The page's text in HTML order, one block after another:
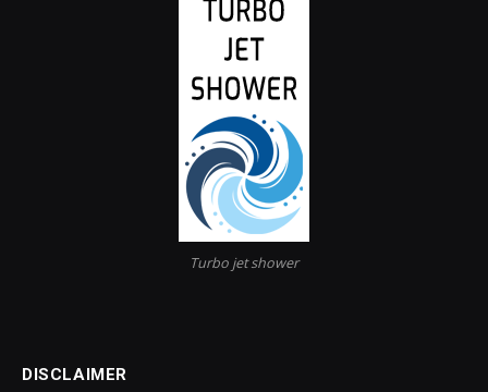
Turbo jet shower
DISCLAIMER